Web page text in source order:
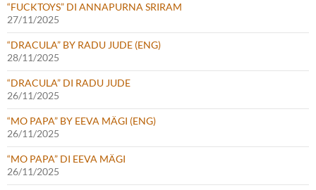
“FUCKTOYS” DI ANNAPURNA SRIRAM
27/11/2025
“DRACULA” BY RADU JUDE (ENG)
28/11/2025
“DRACULA” DI RADU JUDE
26/11/2025
“MO PAPA” BY EEVA MÄGI (ENG)
26/11/2025
“MO PAPA” DI EEVA MÄGI
26/11/2025